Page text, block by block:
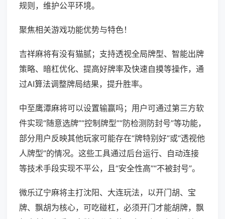
规则，维护公平环境。
聚焦相关游戏功能优势与特色！
吉祥麻将有没有猫腻；支持透视全局牌型、智能出牌
策略、暗杠优化、提高好牌率及快速自摸等操作，通
过AI算法调整牌局结果，提升胜率。
中至鹰潭麻将可以设置输赢吗；用户可通过第三方软
件实现“随意选牌”“控制牌型”“防检测防封号”等功能，
部分用户反映其他玩家可能存在“牌特别好”或“透视他
人牌型”的情况。这些工具通过后台运行、自动连接
等技术手段实现不平公，且“安全性高”“不被封号”。
微乐辽宁麻将主打沈阳、大连玩法，以开门胡、宝
牌、飘胡为核心，可吃碰杠，必须开门才能胡牌，飘